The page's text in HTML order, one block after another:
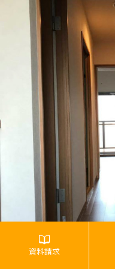
資料請求